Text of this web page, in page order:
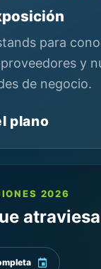
para
y
de negocio.
plano
2026